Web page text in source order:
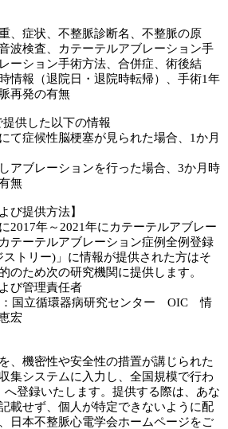
、症状、不整脈診断名、不整脈の原
波検査、カテーテルアブレーション手
ーション手術方法、合併症、術後結
情報（退院日・退院時転帰）、手術1年
再発の有無
供した以下の情報
候性脳梗塞が見られた場合、1か月
ブレーションを行った場合、3か月時
無
び提供方法】
2017年～2021年にカテーテルアブレー
テーテルアブレーション症例全例登録
トリー)」に情報が提供された方はそ
のため次の研究機関に提供します。
び管理責任者
国立循環器病研究センター OIC 情
宏
、機密性や安全性の措置が講じられた
集システムに入力し、全国規模で行わ
へ登録いたします。提供する際は、あな
載せず、個人が特定できないように配
日本不整脈心電学会ホームページをご